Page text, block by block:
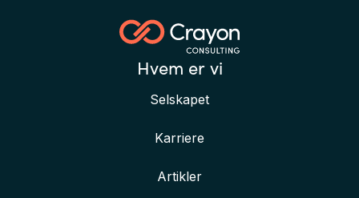
Hvem er vi
Selskapet
Karriere
Artikler